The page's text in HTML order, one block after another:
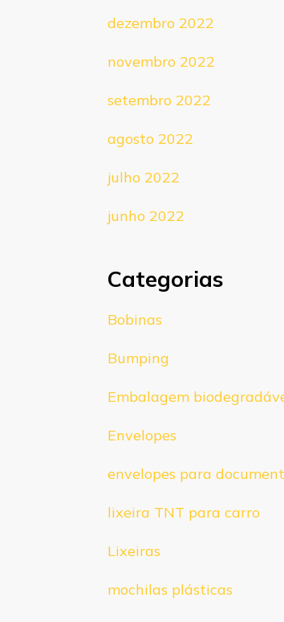
dezembro 2022
novembro 2022
setembro 2022
agosto 2022
julho 2022
junho 2022
Categorias
Bobinas
Bumping
Embalagem
Envelopes
envelopes para
lixeira TNT para carro
Lixeiras
mochilas plásticas